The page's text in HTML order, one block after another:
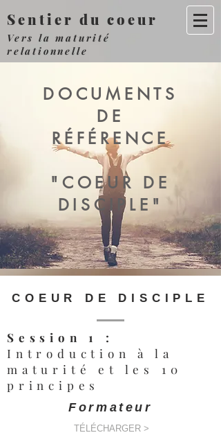
Sentier du coeur
Vers la maturité
relationnelle
DOCUMENTS
DE
RÉFÉRENCE
"COEUR DE
DISCIPLE"
COEUR DE DISCIPLE
Session 1 :
Introduction à la
maturité et les 10
principes
Formateur
TÉLÉCHARGER >